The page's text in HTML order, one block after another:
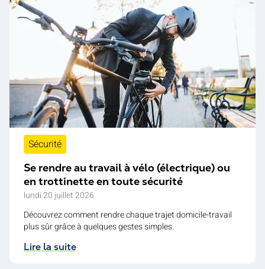
Sécurité
Se rendre au travail à vélo (électrique) ou
en trottinette en toute sécurité
lundi 20 juillet 2026
Découvrez comment rendre chaque trajet domicile-travail
plus sûr grâce à quelques gestes simples.
Lire la suite